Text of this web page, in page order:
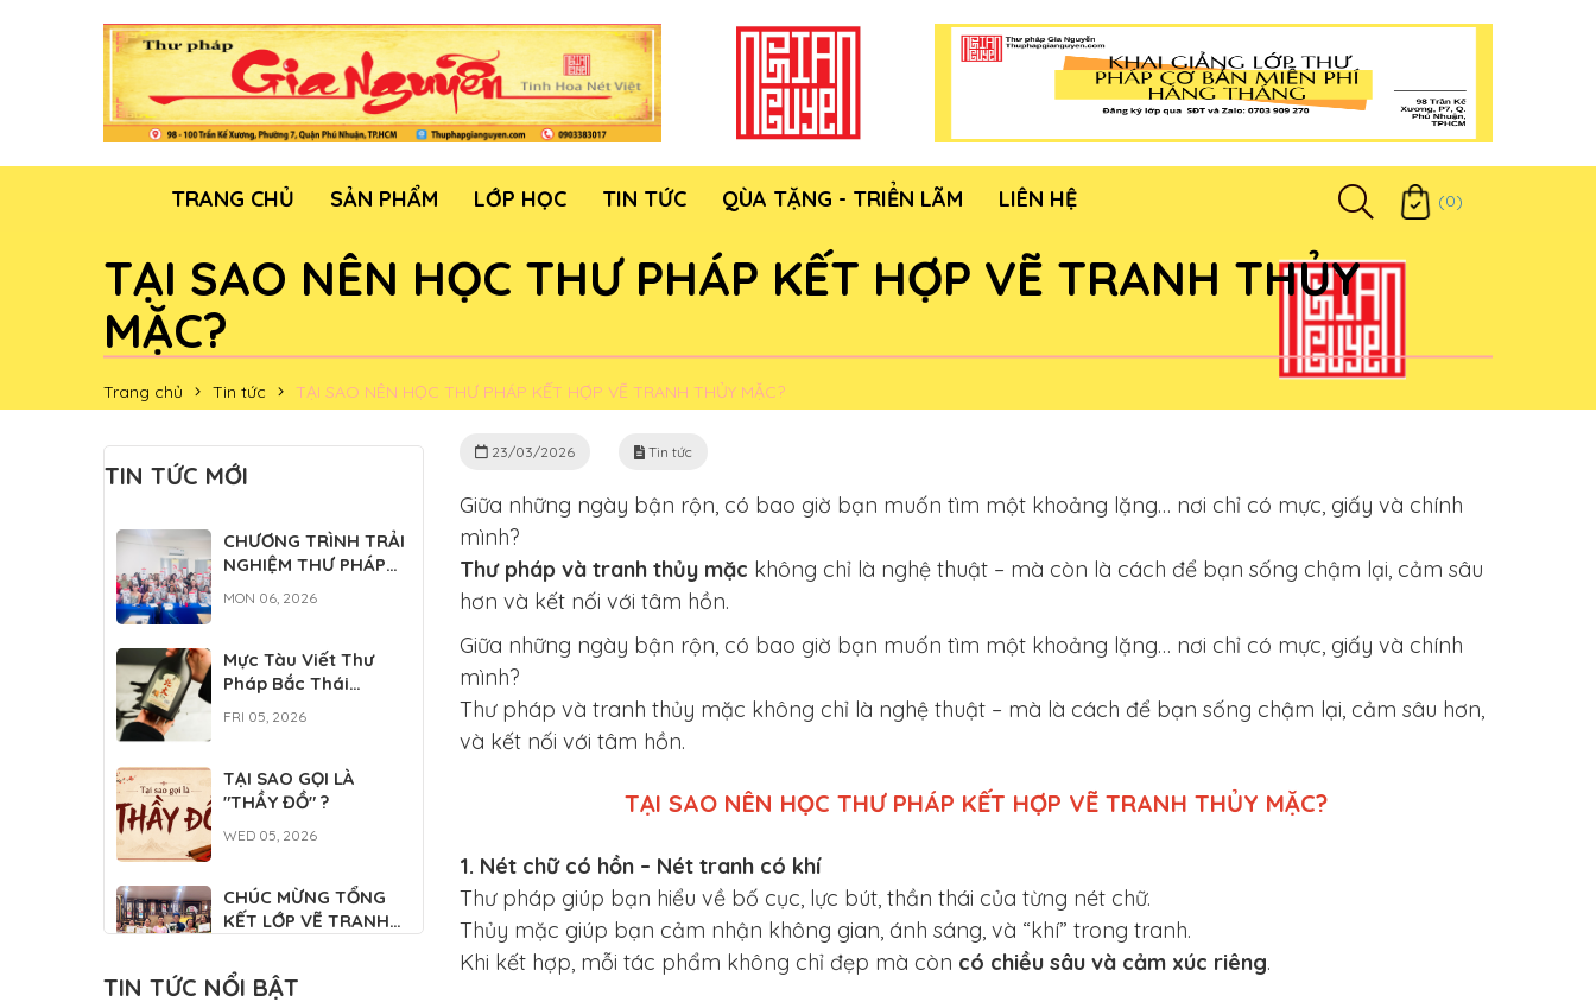
TRANG CHỦ SẢN PHẨM LỚP HỌC TIN TỨC QÙA TẶNG - TRIỂN LÃM LIÊN HỆ (0)
TẠI SAO NÊN HỌC THƯ PHÁP KẾT HỢP VẼ TRANH THỦY
MẶC?
Trang chủ Tin tức TẠI SAO NÊN HỌC THƯ PHÁP KẾT HỢP VẼ TRANH THỦY MẶC?
23/03/2026 Tin tức
Giữa những ngày bận rộn, có bao giờ bạn muốn tìm một khoảng lặng… nơi chỉ có mực, giấy và chính
mình?
Thư pháp và tranh thủy mặc không chỉ là nghệ thuật – mà còn là cách để bạn sống chậm lại, cảm sâu
hơn và kết nối với tâm hồn.
Giữa những ngày bận rộn, có bao giờ bạn muốn tìm một khoảng lặng… nơi chỉ có mực, giấy và chính
mình?
Thư pháp và tranh thủy mặc không chỉ là nghệ thuật – mà là cách để bạn sống chậm lại, cảm sâu hơn,
và kết nối với tâm hồn.
TẠI SAO NÊN HỌC THƯ PHÁP KẾT HỢP VẼ TRANH THỦY MẶC?
1. Nét chữ có hồn – Nét tranh có khí
Thư pháp giúp bạn hiểu về bố cục, lực bút, thần thái của từng nét chữ.
Thủy mặc giúp bạn cảm nhận không gian, ánh sáng, và “khí” trong tranh.
Khi kết hợp, mỗi tác phẩm không chỉ đẹp mà còn có chiều sâu và cảm xúc riêng.
TIN TỨC MỚI
CHƯƠNG TRÌNH TRẢI
NGHIỆM THƯ PHÁP
VIỆT DÀNH CHO DU
HỌC SINH QUỐC TẾ
MON 06, 2026
Mực Tàu Viết Thư
Pháp Bắc Thái
500ML
FRI 05, 2026
TẠI SAO GỌI LÀ
"THẦY ĐỒ" ?
WED 05, 2026
CHÚC MỪNG TỔNG
KẾT LỚP VẼ TRANH
TIN TỨC NỔI BẬT